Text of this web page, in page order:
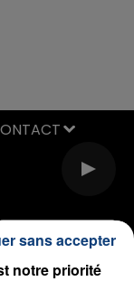
notre priorité
sans accepter